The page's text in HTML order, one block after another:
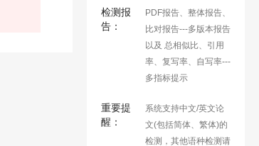
检测报
告：
PDF报告、整体报告、
比对报告---多版本报告
以及 总相似比、引用
率、复写率、自写率---
多指标提示
重要提
醒：
系统支持中文/英文论
文(包括简体、繁体)的
检测，其他语种检测请